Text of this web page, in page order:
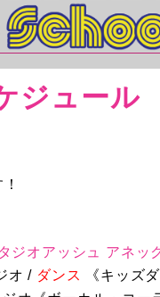
ジュール
オアッシュ アネッ
オ / ダンス
《キッズ